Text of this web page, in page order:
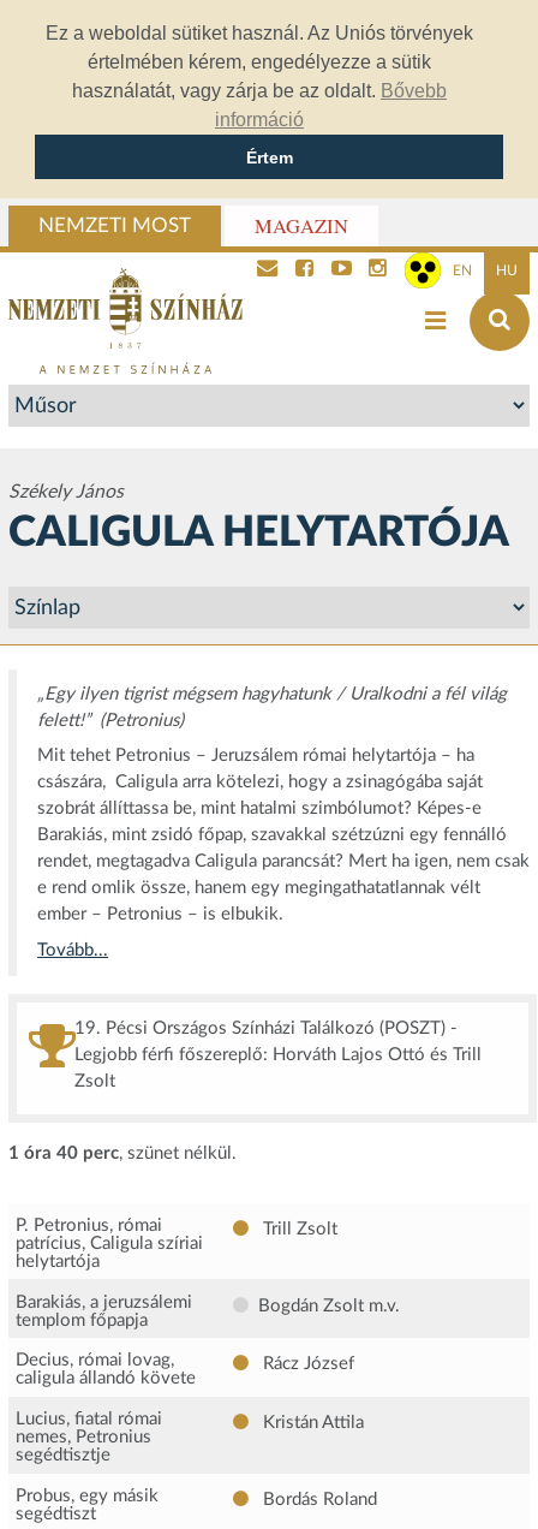
Ez a weboldal sütiket használ. Az Uniós törvények
értelmében kérem, engedélyezze a sütik
használatát, vagy zárja be az oldalt. Bővebb
információ
Értem
NEMZETI MOST MAGAZIN
EN HU
Székely János
CALIGULA HELYTARTÓJA
„Egy ilyen tigrist mégsem hagyhatunk / Uralkodni a fél világ
felett!” (Petronius)
Mit tehet Petronius – Jeruzsálem római helytartója – ha
császára, Caligula arra kötelezi, hogy a zsinagógába saját
szobrát állíttassa be, mint hatalmi szimbólumot? Képes-e
Barakiás, mint zsidó főpap, szavakkal szétzúzni egy fennálló
rendet, megtagadva Caligula parancsát? Mert ha igen, nem csak
e rend omlik össze, hanem egy megingathatatlannak vélt
ember – Petronius – is elbukik.
Tovább...
19. Pécsi Országos Színházi Találkozó (POSZT) -
Legjobb férfi főszereplő: Horváth Lajos Ottó és Trill
Zsolt
1 óra 40 perc, szünet nélkül.
P. Petronius, római
patrícius, Caligula szíriai
helytartója
Trill Zsolt
Barakiás, a jeruzsálemi
templom főpapja
Bogdán Zsolt m.v.
Decius, római lovag,
caligula állandó követe
Rácz József
Lucius, fiatal római
nemes, Petronius
segédtisztje
Kristán Attila
Probus, egy másik
segédtiszt
Bordás Roland